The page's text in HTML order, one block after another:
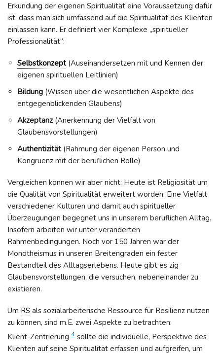
Erkundung der eigenen Spiritualität eine Voraussetzung dafür
ist, dass man sich umfassend auf die Spiritualität des Klienten
einlassen kann. Er definiert vier Komplexe „spiritueller
Professionalität“:
Selbstkonzept(Auseinandersetzen mit und Kennen der
eigenen spirituellen Leitlinien)
Bildung (Wissen über die wesentlichen Aspekte des
entgegenblickenden Glaubens)
Akzeptanz(Anerkennung der Vielfalt von
Glaubensvorstellungen)
Authentizität(Rahmung der eigenen Person und
Kongruenz mit der beruflichen Rolle)
Vergleichen können wir aber nicht: Heute ist Religiosität um
die Qualität von Spiritualität erweitert worden. Eine Vielfalt
verschiedener Kulturen und damit auch spiritueller
Überzeugungen begegnet uns in unserem beruflichen Alltag.
Insofern arbeiten wir unter veränderten
Rahmenbedingungen. Noch vor 150 Jahren war der
Monotheismus in unseren Breitengraden ein fester
Bestandteil des Alltagserlebens. Heute gibt es zig
Glaubensvorstellungen, die versuchen, nebeneinander zu
existieren.
Um RS als sozialarbeiterische Ressource für Resilienz nutzen
zu können, sind m.E. zwei Aspekte zu betrachten:
Klient-Zentrierung 4 sollte die individuelle, Perspektive des
Klienten auf seine Spiritualität erfassen und aufgreifen, um